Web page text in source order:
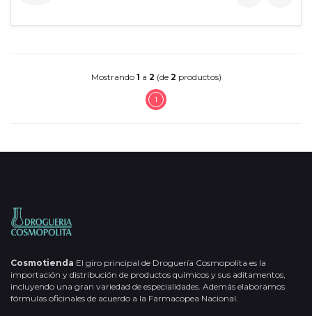
Mostrando 1 a 2 (de 2 productos)
1
Cosmotienda El giro principal de Droguería Cosmopolita es la
importación y distribución de productos químicos y sus aditamentos,
incluyendo una gran variedad de especialidades. Además elaboramos
fórmulas oficinales de acuerdo a la Farmacopea Nacional.